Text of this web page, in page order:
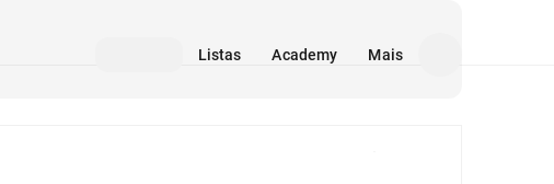
Listas Academy Mais